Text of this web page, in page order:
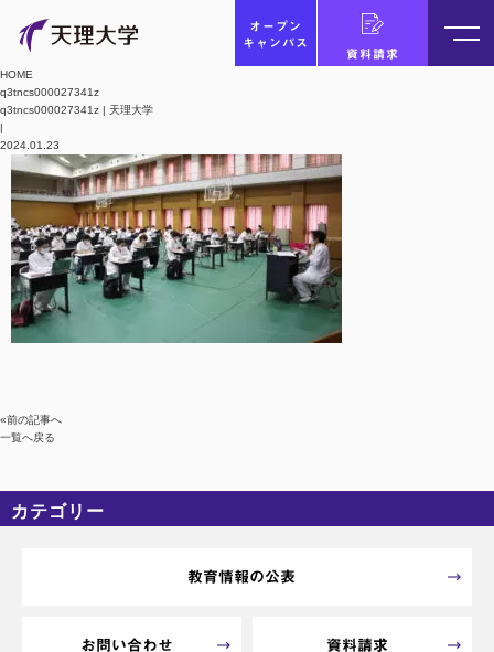
オープン
キャンパス
資料請求
HOME
q3tncs000027341z
q3tncs000027341z | 天理大学
|
2024.01.23
«前の記事へ
一覧へ戻る
カテゴリー
教育情報の公表
お問い合わせ 資料請求